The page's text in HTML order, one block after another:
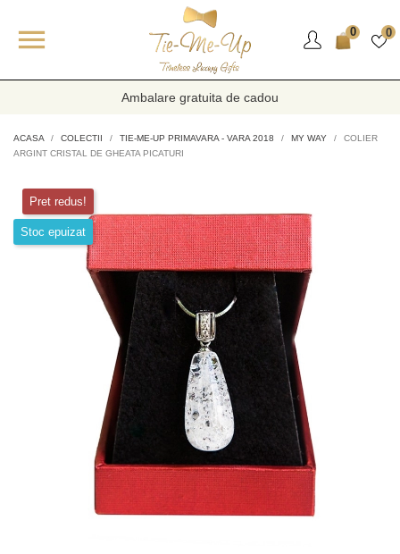
 0 0
Ambalare gratuita de cadou
ACASA COLECTII TIE-ME-UP PRIMAVARA - VARA 2018 MY WAY
COLIER
ARGINT CRISTAL DE GHEATA PICATURI
Pret redus!
Stoc epuizat